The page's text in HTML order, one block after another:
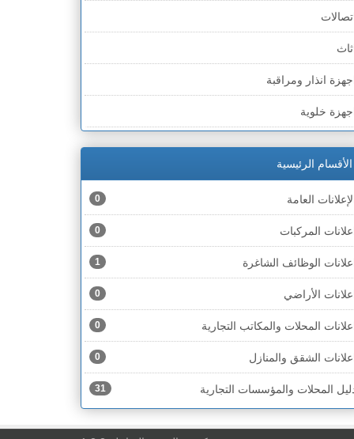
غزة
الأخضر » حيفا
الأخضر » رهط
الأخضر » أم الفحم
الأخضر » الناصرة
الأخضر » عكا ونهاريا
الأخضر » الجليل
الأخضر » مرج ابن عامر
الأخضر » البطوف
الأخضر » الجولان
الأخضر » الشارون
الأخضر » القدس
انذار ومراقبة
خلوية
اجهزة كهربائية
مكتبية
رياضية
صحية
كهربائية
منزلية
الأقسام الرئيسية
العامة 0
المركبات 0
الوظائف الشاغرة 1
الأراضي 0
المحلات والمكاتب التجارية 0
الشقق والمنازل 0
المحلات والمؤسسات التجارية 31